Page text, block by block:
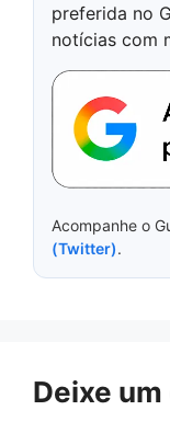
preferida no
notícias com
Acompanhe o
(Twitter).
Deixe